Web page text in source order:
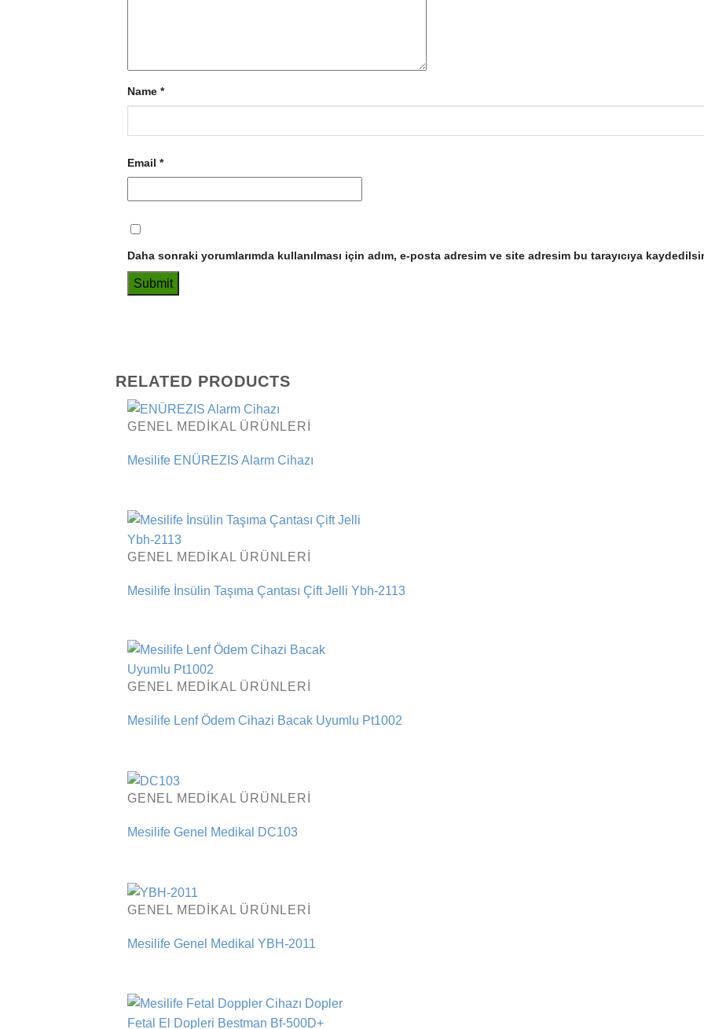
Name *
Email *
Daha sonraki yorumlarımda kullanılması için adım, e-posta adresim ve site adresim bu tarayıcıya
RELATED PRODUCTS
GENEL MEDIKAL ÜRÜNLERI
Mesilife ENÜREZIS Alarm Cihazı
GENEL MEDIKAL ÜRÜNLERI
Mesilife İnsülin Taşıma Çantası Çift Jelli Ybh-2113
GENEL MEDIKAL ÜRÜNLERI
Mesilife Lenf Ödem Cihazi Bacak Uyumlu Pt1002
GENEL MEDIKAL ÜRÜNLERI
Mesilife Genel Medikal DC103
GENEL MEDIKAL ÜRÜNLERI
Mesilife Genel Medikal YBH-2011